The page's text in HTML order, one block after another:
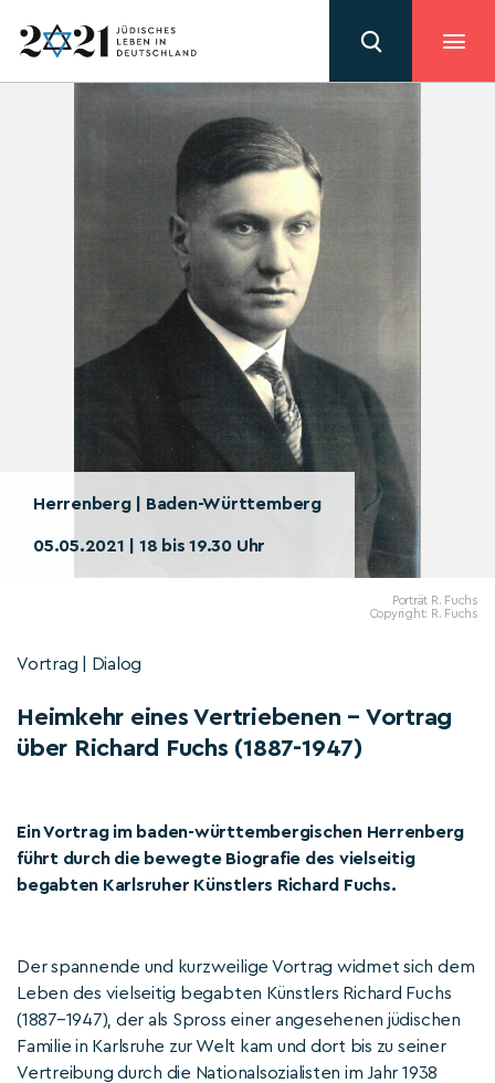
Herrenberg | Baden-Württemberg
05.05.2021 | 18 bis 19.30 Uhr
Porträt R. Fuchs
Copyright: R. Fuchs
Vortrag | Dialog
Heimkehr eines Vertriebenen – Vortrag
über Richard Fuchs (1887-1947)
Ein Vortrag im baden-württembergischen Herrenberg
führt durch die bewegte Biografie des vielseitig
begabten Karlsruher Künstlers Richard Fuchs.
Der spannende und kurzweilige Vortrag widmet sich dem
Leben des vielseitig begabten Künstlers Richard Fuchs
(1887–1947), der als Spross einer angesehenen jüdischen
Familie in Karlsruhe zur Welt kam und dort bis zu seiner
Vertreibung durch die Nationalsozialisten im Jahr 1938